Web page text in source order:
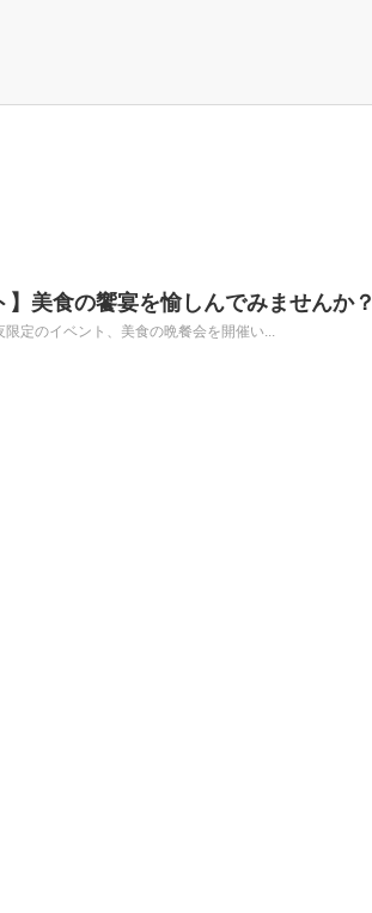
美食の饗宴を愉しんでみませんか？
定のイベント、美食の晩餐会を開催い...